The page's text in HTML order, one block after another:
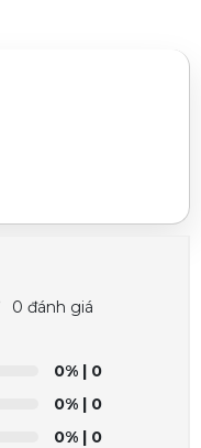
0 đánh giá
0% | 0
0% | 0
0% | 0